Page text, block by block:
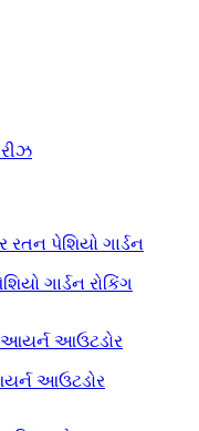
ગાર્ડન રોકિંગ
આઉટડોર